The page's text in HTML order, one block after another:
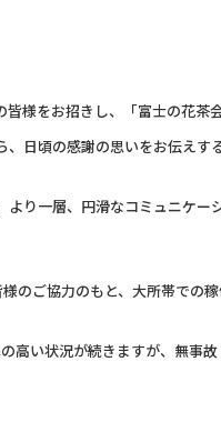
様をお招きし、「富士の花茶
日頃の感謝の思いをお伝えす
り一層、円滑なコミュニケー
のご協力のもと、大所帯での
高い状況が続きますが、無事